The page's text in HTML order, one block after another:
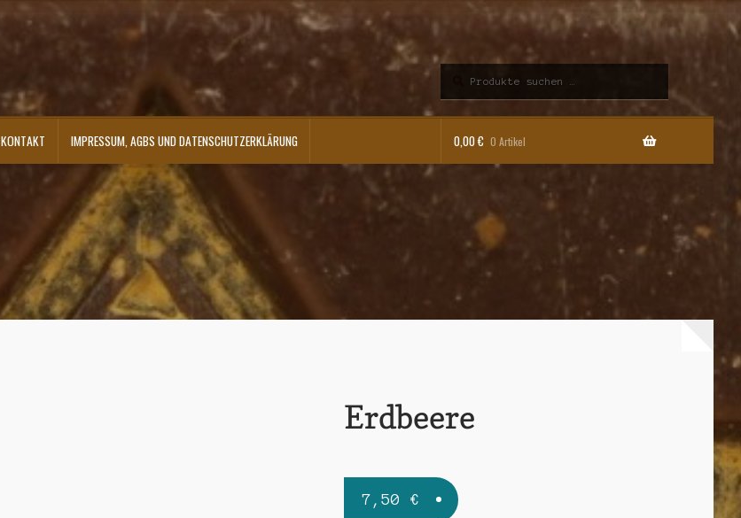
nach:
KONTAKT IMPRESSUM, AGBS UND DATENSCHUTZERKLÄRUNG
Versandarten WarenkorbWiderrufsbelehrung
0,00€ 0 Artikel
Erdbeere
7,50 €